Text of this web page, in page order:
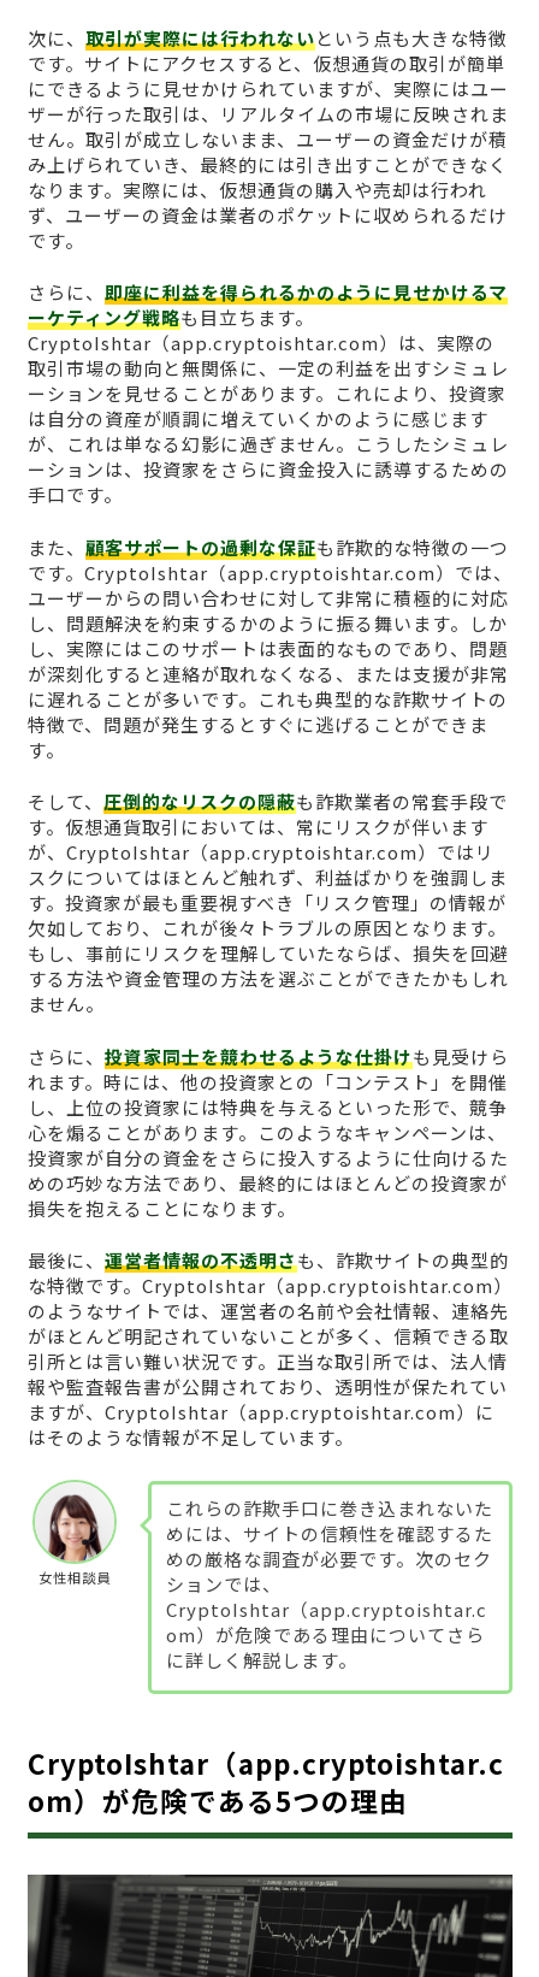
次に、 取引が実際には行われないという点も大きな特徴
です。サイトにアクセスすると、仮想通貨の取引が簡単
にできるように見せかけられていますが、実際にはユー
ザーが行った取引は、リアルタイムの市場に反映されま
せん。取引が成立しないまま、ユーザーの資金だけが積
み上げられていき、最終的には引き出すことができなく
なります。実際には、仮想通貨の購入や売却は行われ
ず、ユーザーの資金は業者のポケットに収められるだけ
です。
さらに、 即座に利益を得られるかのように見せかけるマ
ーケティング戦略も目立ちます。
CryptoIshtar（app.cryptoishtar.com）は、実際の
取引市場の動向と無関係に、一定の利益を出すシミュレ
ーションを見せることがあります。これにより、投資家
は自分の資産が順調に増えていくかのように感じます
が、これは単なる幻影に過ぎません。こうしたシミュレ
ーションは、投資家をさらに資金投入に誘導するための
手口です。
また、 顧客サポートの過剰な保証も詐欺的な特徴の一つ
です。CryptoIshtar（app.cryptoishtar.com）では、
ユーザーからの問い合わせに対して非常に積極的に対応
し、問題解決を約束するかのように振る舞います。しか
し、実際にはこのサポートは表面的なものであり、問題
が深刻化すると連絡が取れなくなる、または支援が非常
に遅れることが多いです。これも典型的な詐欺サイトの
特徴で、問題が発生するとすぐに逃げることができま
す。
そして、 圧倒的なリスクの隠蔽も詐欺業者の常套手段で
す。仮想通貨取引においては、常にリスクが伴います
が、CryptoIshtar（app.cryptoishtar.com）ではリ
スクについてはほとんど触れず、利益ばかりを強調しま
す。投資家が最も重要視すべき「リスク管理」の情報が
欠如しており、これが後々トラブルの原因となります。
もし、事前にリスクを理解していたならば、損失を回避
する方法や資金管理の方法を選ぶことができたかもしれ
ません。
さらに、 投資家同士を競わせるような仕掛けも見受けら
れます。時には、他の投資家との「コンテスト」を開催
し、上位の投資家には特典を与えるといった形で、競争
心を煽ることがあります。このようなキャンペーンは、
投資家が自分の資金をさらに投入するように仕向けるた
めの巧妙な方法であり、最終的にはほとんどの投資家が
損失を抱えることになります。
最後に、 運営者情報の不透明さも、詐欺サイトの典型的
な特徴です。CryptoIshtar（app.cryptoishtar.com）
のようなサイトでは、運営者の名前や会社情報、連絡先
がほとんど明記されていないことが多く、信頼できる取
引所とは言い難い状況です。正当な取引所では、法人情
報や監査報告書が公開されており、透明性が保たれてい
ますが、CryptoIshtar（app.cryptoishtar.com）に
はそのような情報が不足しています。
女性相談員
これらの詐欺手口に巻き込まれないた
めには、サイトの信頼性を確認するた
めの厳格な調査が必要です。次のセク
ションでは、
CryptoIshtar（app.cryptoishtar.c
om）が危険である理由についてさら
に詳しく解説します。
CryptoIshtar（app.cryptoishtar.c
om）が危険である5つの理由